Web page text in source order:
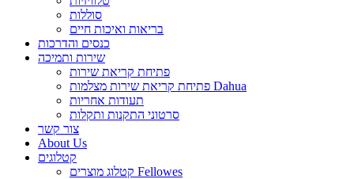
סוללות
בריאות ואיכות חיים
כנסים והדרכות
שירות ותמיכה
פתיחת קריאת שירות
פתיחת קריאת שירות מצלמות Dahua
תעודות אחריות
סרטוני התקנות ותקלות
צור קשר
About Us
קטלוגים
קטלוג מוצרים Fellowes